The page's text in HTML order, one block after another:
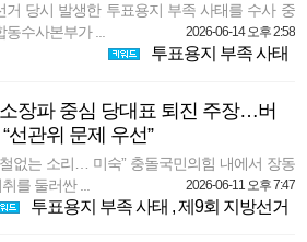
거 당시 발생한 투표용지 부족 사태를 수사 중
동수사본부가 ...
2026-06-14 오후 2:58
투표용지 부족 사태
장파 중심 당대표 퇴진 주장…버
선관위 문제 우선”
없는 소리… 미숙” 충돌국민의힘 내에서 장동
를 둘러싼 ...
2026-06-11 오후 7:47
투표용지 부족 사태 ,제9회 지방선거